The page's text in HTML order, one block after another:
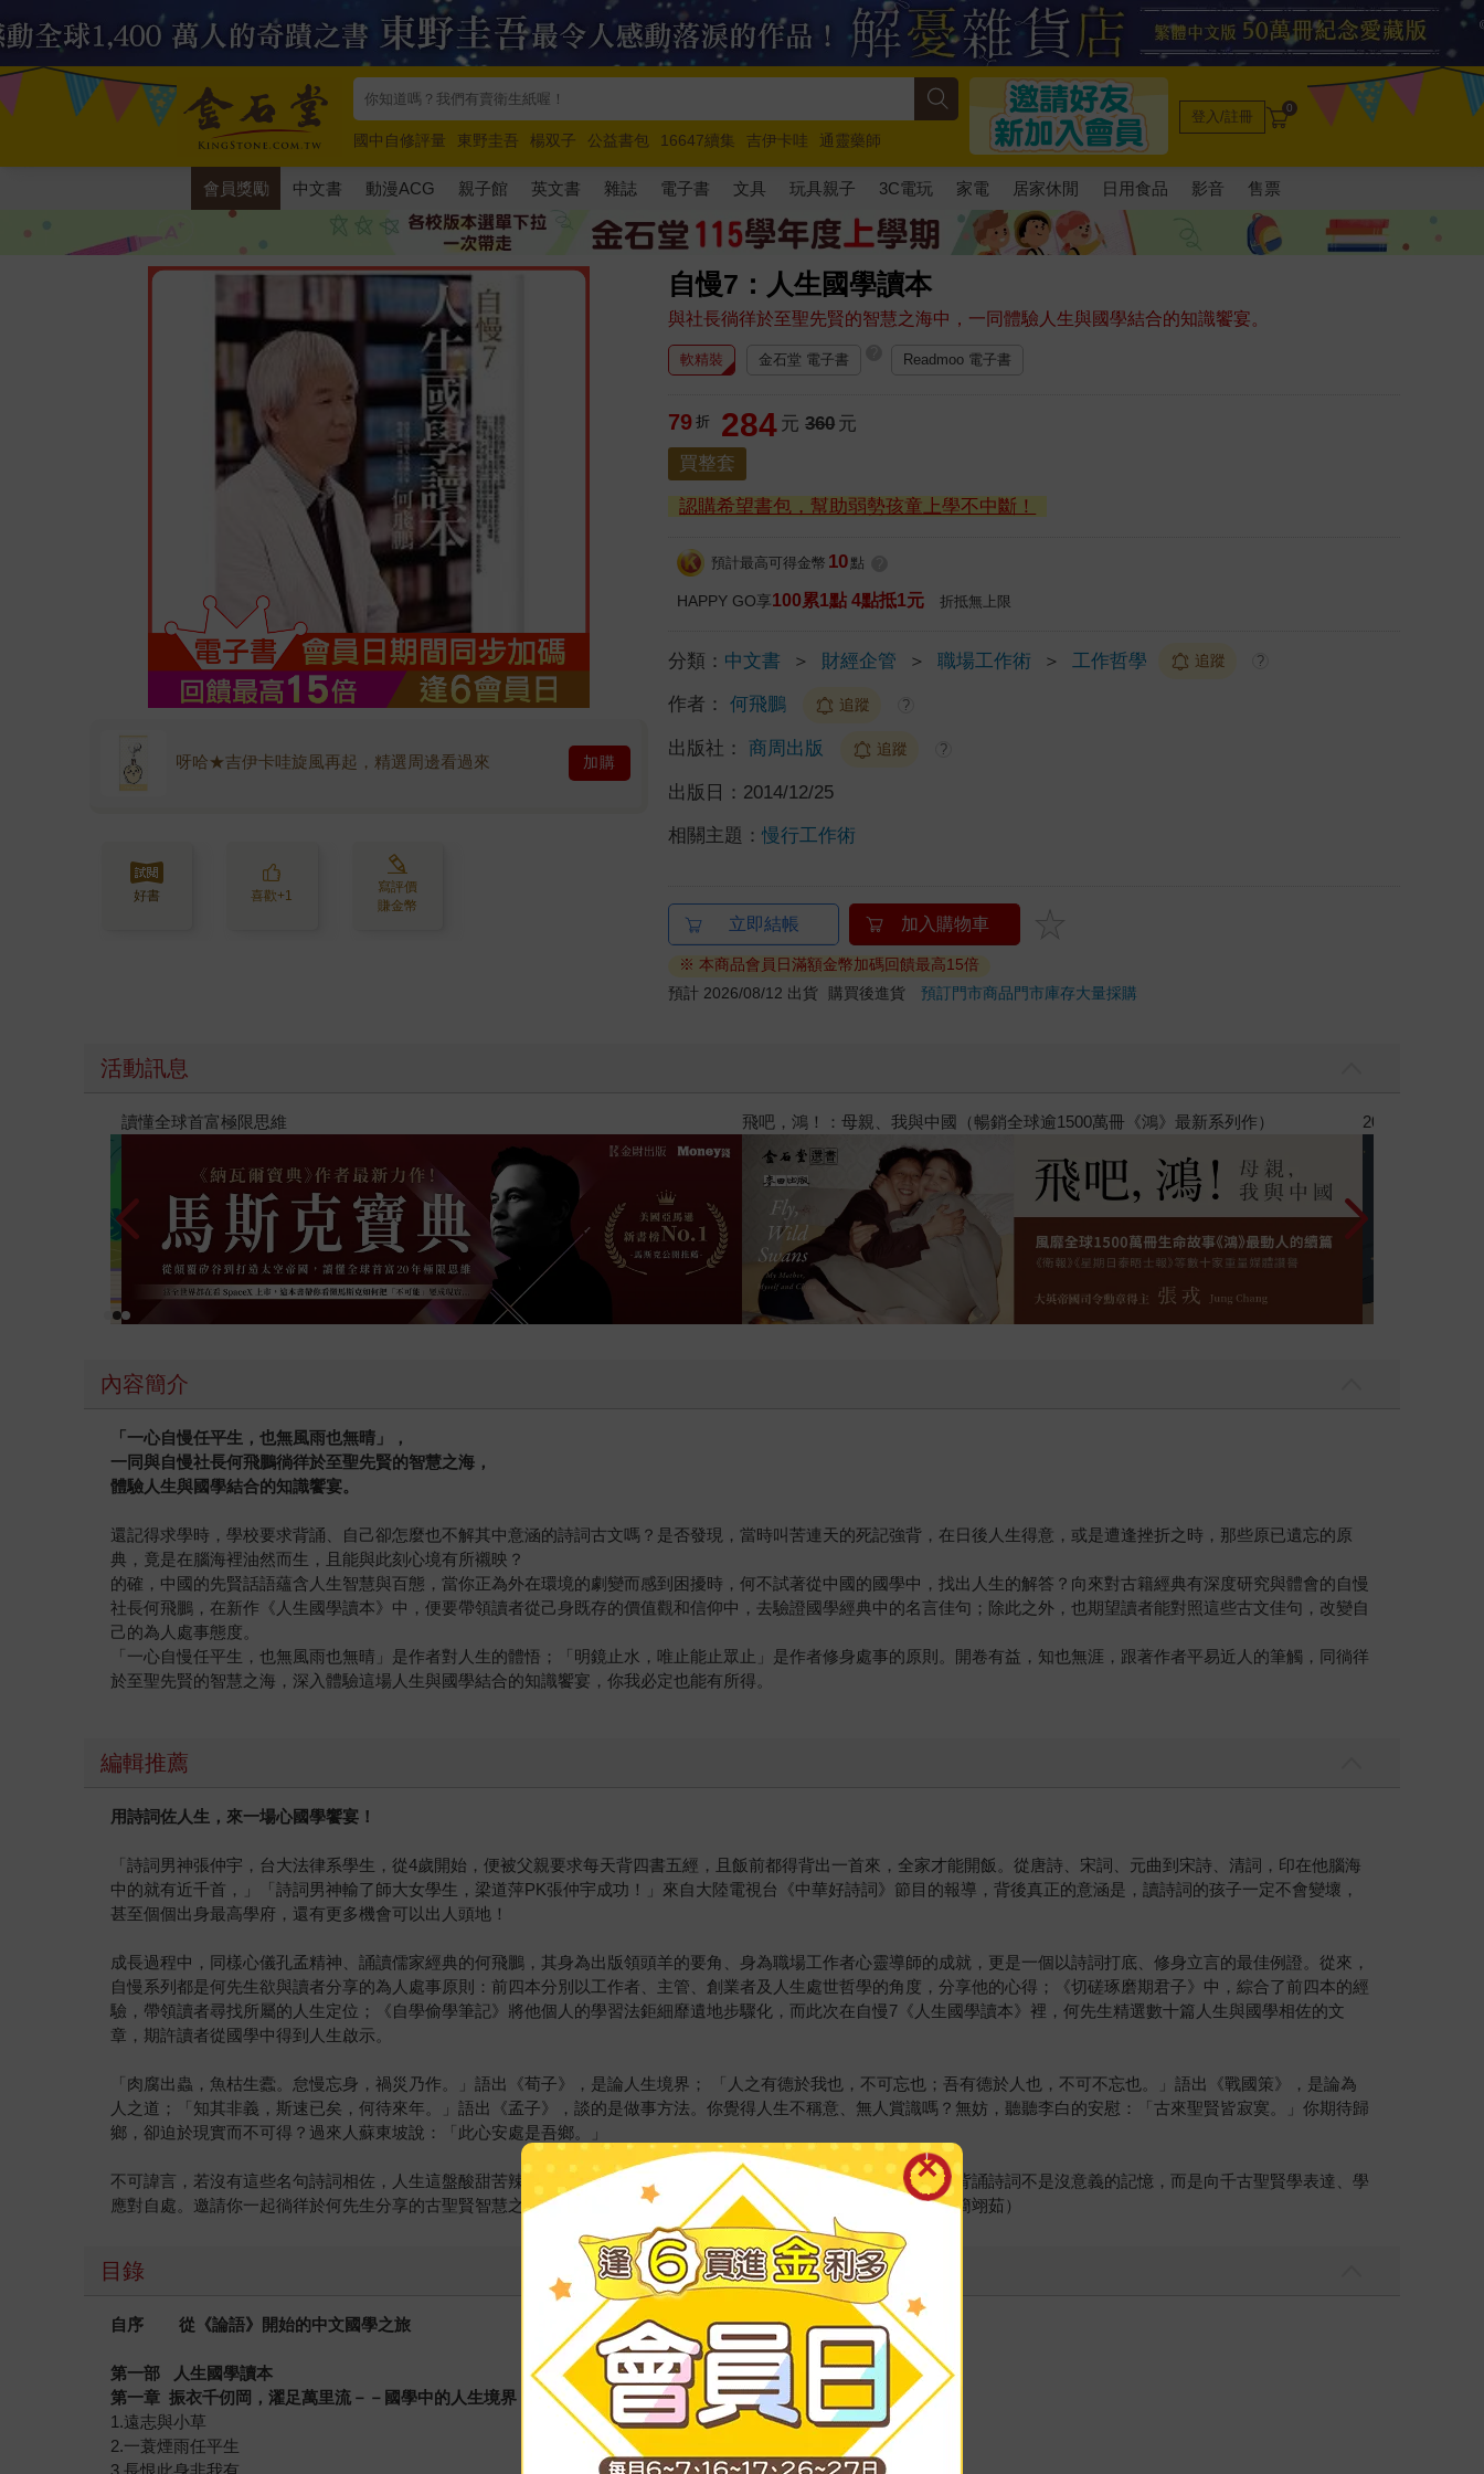
國中自修評量 東野圭吾 楊双子 公益書包 16647續集 吉伊卡哇
通靈藥師
唯紅花綻放
奧德賽 路邊攤新作 馬斯克 玩具總動員5 超慢跑
登入/註冊 0
會員獎勵 中文書 動漫ACG 親子館 英文書 雜誌 電子書 文具 玩具親子 3C電玩 家電 居家休閒 日用食品 影音 售票
自慢7：人生國學讀本
與社長徜徉於至聖先賢的智慧之海中，一同體驗人生與國學結合的知識饗宴。
呀哈★吉伊卡哇旋風再起，精選周邊看過來 加購
好書 喜歡+1
寫評價
賺金幣
軟精裝 金石堂 電子書 Readmoo 電子書
79 折 284 元 360 元
買整套
認購希望書包，幫助弱勢孩童上學不中斷！
預計最高可得金幣 10 點
HAPPY GO享100累1點 4點抵1元 折抵無上限
分類： 中文書 ＞ 財經企管 ＞ 職場工作術 ＞ 工作哲學 追蹤 ?
作者： 何飛鵬 追蹤 ?
出版社： 商周出版 追蹤 ?
出版日： 2014/12/25
相關主題：慢行工作術
立即結帳 加入購物車
※ 本商品會員日滿額金幣加碼回饋最高15倍
預計 2026/08/12 出貨
購買後進貨預訂門市商品門市庫存大量採購
活動訊息
【父親節禮物展】5折起，滿888送88點金幣
（暢銷全球逾1500萬冊《鴻》最新系列作）
內容簡介
「一心自慢任平生，也無風雨也無晴」，
一同與自慢社長何飛鵬徜徉於至聖先賢的智慧之海，
體驗人生與國學結合的知識饗宴。
還記得求學時，學校要求背誦、自己卻怎麼也不解其中意涵的詩詞古文嗎？是否發現，當時叫苦連天的死記強背，在日後人生得意，或是遭逢挫折之時，那些原已遺忘的原
典，竟是在腦海裡油然而生，且能與此刻心境有所襯映？
的確，中國的先賢話語蘊含人生智慧與百態，當你正為外在環境的劇變而感到困擾時，何不試著從中國的國學中，找出人生的解答？向來對古籍經典有深度研究與體會的自慢
社長何飛鵬，在新作《人生國學讀本》中，便要帶領讀者從己身既存的價值觀和信仰中，去驗證國學經典中的名言佳句；除此之外，也期望讀者能對照這些古文佳句，改變自
己的為人處事態度。
「一心自慢任平生，也無風雨也無晴」是作者對人生的體悟；「明鏡止水，唯止能止眾止」是作者修身處事的原則。開卷有益，知也無涯，跟著作者平易近人的筆觸，同徜徉
於至聖先賢的智慧之海，深入體驗這場人生與國學結合的知識饗宴，你我必定也能有所得。
編輯推薦
用詩詞佐人生，來一場心國學饗宴！
「詩詞男神張仲宇，台大法律系學生，從4歲開始，便被父親要求每天背四書五經，且飯前都得背出一首來，全家才能開飯。從唐詩、宋詞、元曲到宋詩、清詞，印在他腦海
中的就有近千首，」「詩詞男神輸了師大女學生，梁道萍PK張仲宇成功！」來自大陸電視台《中華好詩詞》節目的報導，背後真正的意涵是，讀詩詞的孩子一定不會變壞，
甚至個個出身最高學府，還有更多機會可以出人頭地！
成長過程中，同樣心儀孔孟精神、誦讀儒家經典的何飛鵬，其身為出版領頭羊的要角、身為職場工作者心靈導師的成就，更是一個以詩詞打底、修身立言的最佳例證。從來，
自慢系列都是何先生欲與讀者分享的為人處事原則：前四本分別以工作者、主管、創業者及人生處世哲學的角度，分享他的心得；《切磋琢磨期君子》中，綜合了前四本的經
驗，帶領讀者尋找所屬的人生定位；《自學偷學筆記》將他個人的學習法鉅細靡遺地步驟化，而此次在自慢7《人生國學讀本》裡，何先生精選數十篇人生與國學相佐的文
章，期許讀者從國學中得到人生啟示。
「肉腐出蟲，魚枯生蠹。怠慢忘身，禍災乃作。」語出《荀子》，是論人生境界； 「人之有德於我也，不可忘也；吾有德於人也，不可不忘也。」語出《戰國策》，是論為
人之道；「知其非義，斯速已矣，何待來年。」語出《孟子》，談的是做事方法。你覺得人生不稱意、無人賞識嗎？無妨，聽聽李白的安慰：「古來聖賢皆寂寞。」你期待歸
鄉，卻迫於現實而不可得？過來人蘇東坡說：「此心安處是吾鄉。」
不可諱言，若沒有這些名句詩詞相佐，人生這盤酸甜苦辣的大雜燴，還真的少了最能映襯當前處境的那一味！吟詠、背誦詩詞不是沒意義的記憶，而是向千古聖賢學表達、學
應對自處。邀請你一起徜徉於何先生分享的古聖賢智慧之海，從中找到讓人生更精彩的調味劑。（文／商周出版編輯簡翊茹）
目錄
自序從《論語》開始的中文國學之旅
第一部
人生國學讀本
第一章振衣千仞岡，濯足萬里流－－國學中的人生境界
1.遠志與小草
2.一蓑煙雨任平生
3.長恨此身非我有